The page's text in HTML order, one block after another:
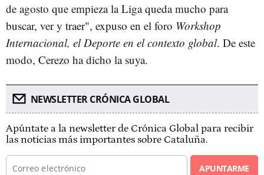
de agosto que empieza la Liga queda mucho para
buscar, ver y traer", expuso en el foro Workshop
Internacional, el Deporte en el contexto global. De este
modo, Cerezo ha dicho la suya.
NEWSLETTER CRÓNICA GLOBAL
Apúntate a la newsletter de Crónica Global para recibir
las noticias más importantes sobre Cataluña.
APUNTARME